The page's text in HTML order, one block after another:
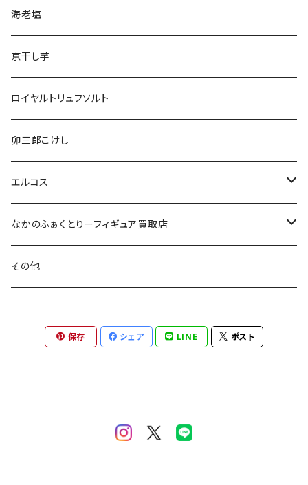
きょうりゅうぼうる
どうぶつぼうる
海老塩
京干し芋
ロイヤルトリュフソルト
卯三郎こけし
エルコス
セラップ
アシッドイレイザー
なかのふぁくとりーフィギュア買取店
フィギュア
その他
保存 シェア LINE ポスト